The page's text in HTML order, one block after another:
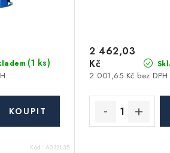
(1 ks)
Kód: A032L35
2 001,65 Kč bez DPH
2 462,03
Kč